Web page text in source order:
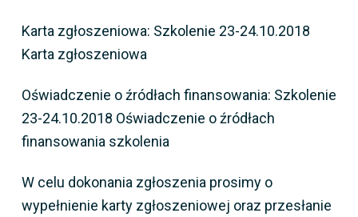
Karta zgłoszeniowa: Szkolenie 23-24.10.2018
Karta zgłoszeniowa
Oświadczenie o źródłach finansowania: Szkolenie
23-24.10.2018 Oświadczenie o źródłach
finansowania szkolenia
W celu dokonania zgłoszenia prosimy o
wypełnienie karty zgłoszeniowej oraz przesłanie